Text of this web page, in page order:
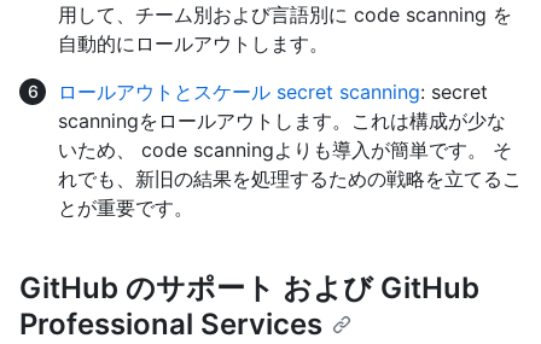
用して、チーム別および言語別に code scanning を
自動的にロールアウトします。
ロールアウトとスケール secret scanning: secret
scanningをロールアウトします。これは構成が少な
いため、 code scanningよりも導入が簡単です。 そ
れでも、新旧の結果を処理するための戦略を立てるこ
とが重要です。
GitHub のサポート および GitHub
Professional Services